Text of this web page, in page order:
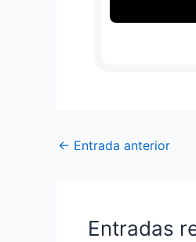
← Entrada anterior
Entradas